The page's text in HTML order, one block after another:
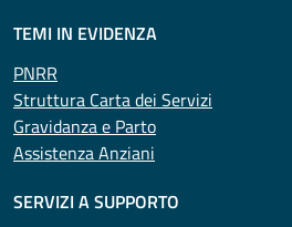
TEMI IN EVIDENZA
PNRR
Struttura Carta dei Servizi
Gravidanza e Parto
Assistenza Anziani
SERVIZI A SUPPORTO